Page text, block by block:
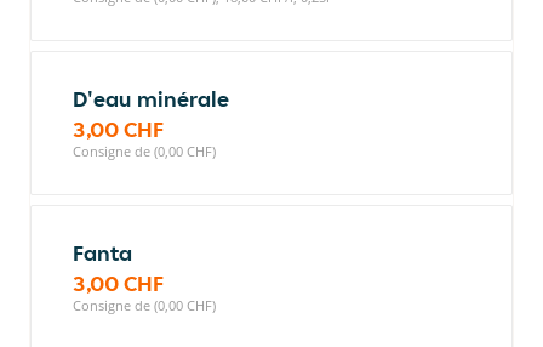
D'eau minérale
3,00 CHF
Consigne de (0,00 CHF)
Fanta
3,00 CHF
Consigne de (0,00 CHF)